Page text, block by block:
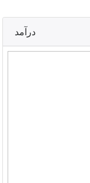
درآمد